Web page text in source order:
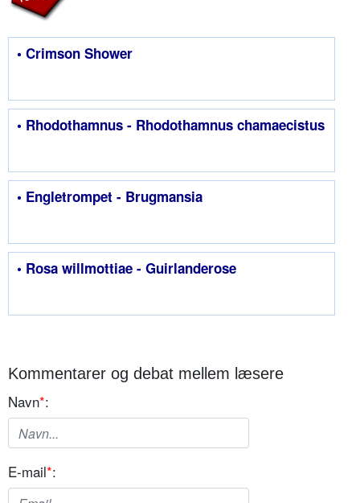
• Crimson Shower
• Rhodothamnus - Rhodothamnus chamaecistus
• Engletrompet - Brugmansia
• Rosa willmottiae - Guirlanderose
Kommentarer og debat mellem læsere
Navn*:
E-mail*: